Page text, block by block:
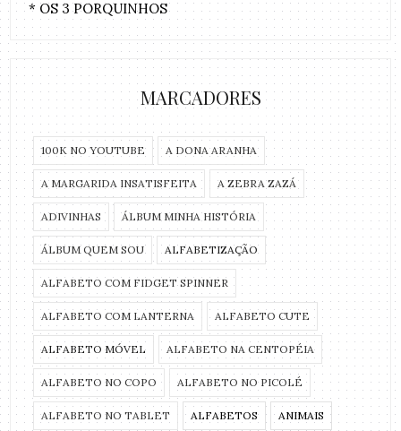
* OS 3 PORQUINHOS
MARCADORES
100K NO YOUTUBE A DONA ARANHA
A MARGARIDA INSATISFEITA A ZEBRA ZAZÁ
ADIVINHAS ÁLBUM MINHA HISTÓRIA
ÁLBUM QUEM SOU ALFABETIZAÇÃO
ALFABETO COM FIDGET SPINNER
ALFABETO COM LANTERNA ALFABETO CUTE
ALFABETO MÓVEL ALFABETO NA CENTOPÉIA
ALFABETO NO COPO ALFABETO NO PICOLÉ
ALFABETO NO TABLET ALFABETOS ANIMAIS